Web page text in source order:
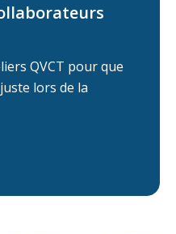
QVCT pour que
lors de la